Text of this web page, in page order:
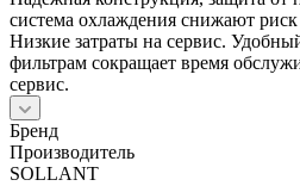
система охлаждения снижают
Низкие затраты на сервис.
фильтрам сокращает время
сервис.
Бренд
Производитель
SOLLANT